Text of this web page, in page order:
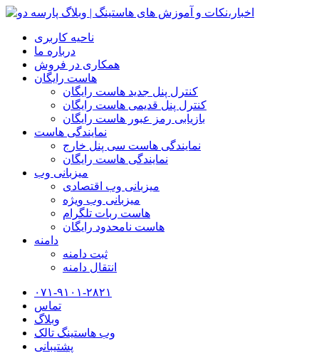
ناحیه کاربری
درباره ما
همکاری در فروش
هاست رایگان
کنترل پنل جدید هاست رایگان
کنترل پنل قدیمی هاست رایگان
بازیابی رمز عبور هاست رایگان
نمایندگی هاست
نمایندگی هاست سی پنل خارج
نمایندگی هاست رایگان
میزبانی وب
میزبانی وب اقتصادی
میزبانی وب ویژه
هاست ربات تلگرام
هاست نامحدود رایگان
دامنه
ثبت دامنه
انتقال دامنه
۰۷۱-۹۱۰۱-۲۸۲۱
تماس
وبلاگ
وب هاستینگ تالک
پشتیبانی